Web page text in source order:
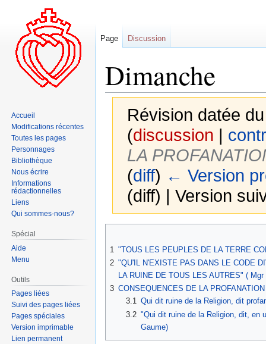
Dimanche
Révision datée
(discussion |
LA
(diff) ← Version
(diff) | Version
navigation
recherche
1 "TOUS LES PEUPLES DE LA TERRE
2 "QU'IL N'EXISTE PAS DANS LE CODE
LA RUINE DE TOUS LES AUTRES" ( Mgr
3 CONSEQUENCES DE LA
3.1 Qui dit ruine de la Religion, dit
3.2 "Qui dit ruine de la Religion, dit, en
Gaume)
Page Discussion
Accueil
Modifications récentes
Toutes les pages
Personnages
Bibliothèque
Nous écrire
Informations
rédactionnelles
Liens
Qui sommes-nous?
Spécial
Aide
Menu
Outils
Pages liées
Suivi des pages liées
Pages spéciales
Version imprimable
Lien permanent